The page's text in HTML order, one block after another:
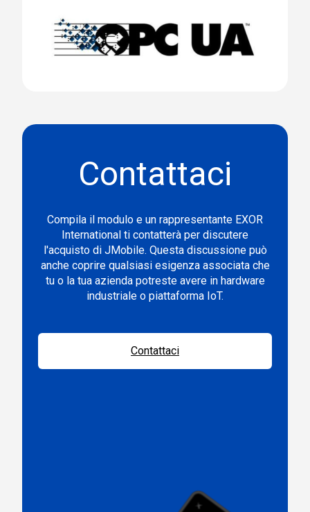
Contattaci
Compila il modulo e un rappresentante EXOR
International ti contatterà per discutere
l'acquisto di JMobile. Questa discussione può
anche coprire qualsiasi esigenza associata che
tu o la tua azienda potreste avere in hardware
industriale o piattaforma IoT.
Contattaci